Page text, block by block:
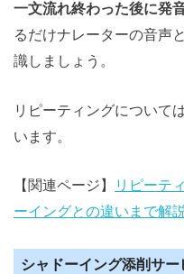
一文流れ終わった後に発
るだけナレーターの音声
識しましょう。
リピーティングについて
います。
【関連ページ】
リピーテ
ーイングとの違いまで解
シャドーイング添削サ